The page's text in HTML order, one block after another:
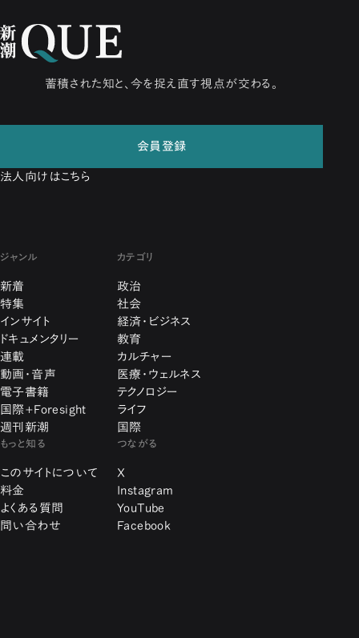
蓄積された知と、今を捉え直す視点が交わる。
会員登録
法人向けはこちら
ジャンル
新着
特集
インサイト
ドキュメンタリー
連載
動画・音声
電子書籍
国際+Foresight
週刊新潮
カテゴリ
政治
社会
経済・ビジネス
教育
カルチャー
医療・ウェルネス
テクノロジー
ライフ
国際
もっと知る
このサイトについて
料金
よくある質問
問い合わせ
つながる
X
Instagram
YouTube
Facebook